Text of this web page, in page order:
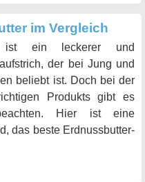
im Vergleich
ist ein leckerer und
der bei Jung und
beliebt ist. Doch bei der
Produkts gibt es
Hier ist eine
das beste Erdnussbutter-